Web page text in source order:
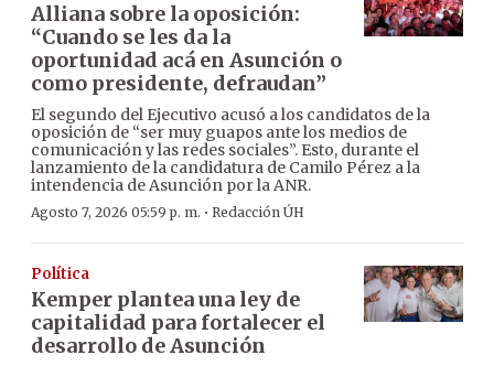
Alliana sobre la oposición:
“Cuando se les da la
oportunidad acá en Asunción o
como presidente, defraudan”
El segundo del Ejecutivo acusó a los candidatos de la
oposición de “ser muy guapos ante los medios de
comunicación y las redes sociales”. Esto, durante el
lanzamiento de la candidatura de Camilo Pérez a la
intendencia de Asunción por la ANR.
Agosto 7, 2026 05:59 p. m. · Redacción ÚH
Política
Kemper plantea una ley de
capitalidad para fortalecer el
desarrollo de Asunción